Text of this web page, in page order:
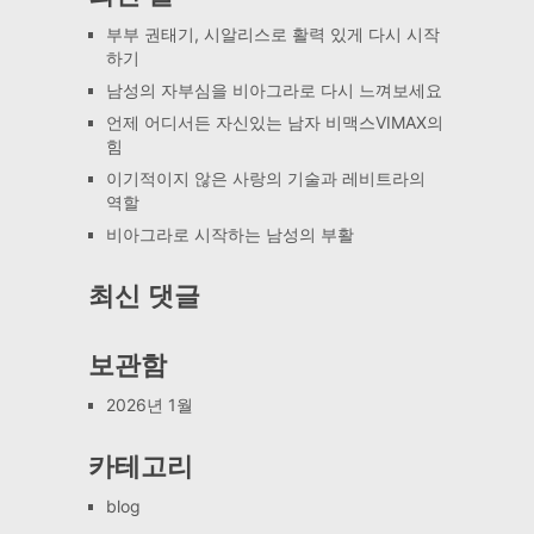
부부 권태기, 시알리스로 활력 있게 다시 시작
하기
남성의 자부심을 비아그라로 다시 느껴보세요
언제 어디서든 자신있는 남자 비맥스VIMAX의
힘
이기적이지 않은 사랑의 기술과 레비트라의
역할
비아그라로 시작하는 남성의 부활
최신 댓글
보관함
2026년 1월
카테고리
blog